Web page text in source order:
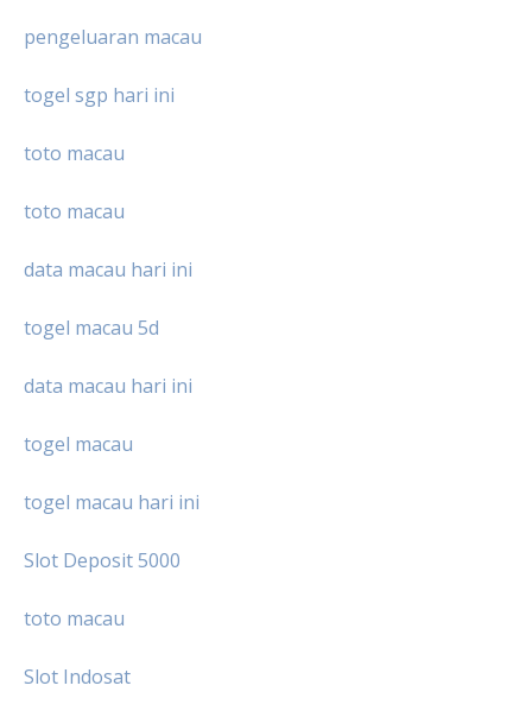
pengeluaran macau
togel sgp hari ini
toto macau
toto macau
data macau hari ini
togel macau 5d
data macau hari ini
togel macau
togel macau hari ini
Slot Deposit 5000
toto macau
Slot Indosat